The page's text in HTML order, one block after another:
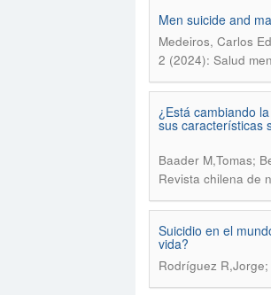
Men suicide and
Medeiros, Carlos
2 (2024): Salud
¿Está cambiando
sus características
Baader M,Tomas;
Revista chilena de
Suicidio en el
vida?
Rodríguez